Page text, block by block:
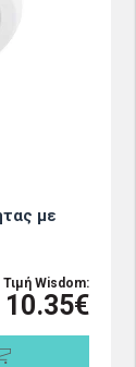
με
Τιμή Wisdom:
10.35€